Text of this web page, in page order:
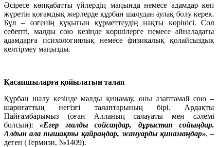
Әсіресе көпқабатты үйлердің маңында немесе адамдар көп
жүретін қоғамдық жерлерде құрбан шалудан аулақ болу керек.
Бұл – өзгенің құқығын құрметтеудің нақты көрінісі. Сол
себепті, малды сою кезінде көршілерге немесе айналадағы
адамдарға психологиялық немесе физикалық қолайсыздық
келтірмеу маңызды.
Қасапшыларға қойылатын талап
Құрбан шалу кезінде малды қинамау, оны азаптамай сою –
шариғаттың негізгі талаптарының бірі. Ардақты
Пайғамбарымыз (оған Алланың салауаты мен сәлемі
болсын):«Егер малды сойсаңдар, дұрыстап сойыңдар.
Алдын ала пышақты қайраңдар, жануарды қинамаңдар», –
деген (Термизи, №1409).